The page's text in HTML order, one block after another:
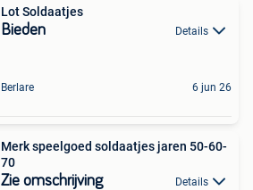
Lot Soldaatjes
Bieden Details
Berlare 6 jun 26
Merk speelgoed soldaatjes jaren 50-60-
70
Zie omschrijving Details